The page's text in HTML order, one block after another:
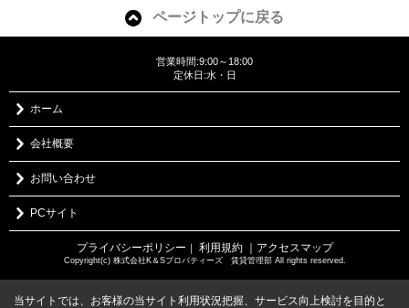
ページトップに戻る
営業時間:9:00～18:00
定休日:水・日
ホーム
会社概要
お問い合わせ
PCサイト
プライバシーポリシー 利用規約 ｜アクセスマップ
Copyright(c) 株式会社K＆Sプロパティーズ 賃貸管理部 All rights reserved.
当サイトでは、お客様の当サイト利用状況把握、サービス向上検討を目的と